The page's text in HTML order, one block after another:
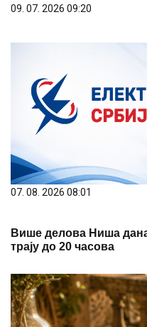
09. 07. 2026 09:20
07. 08. 2026 08:01
Више делова Ниша
трају до 20 часова